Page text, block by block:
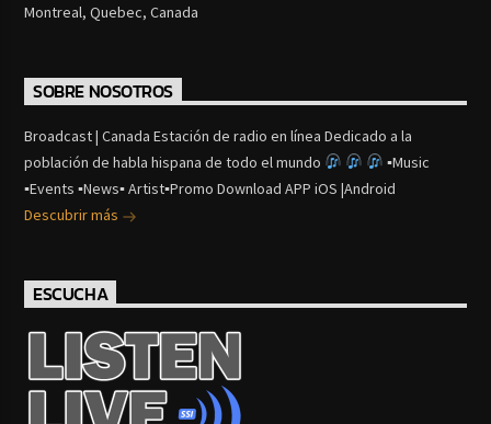
Montreal, Quebec, Canada
SOBRE NOSOTROS
Broadcast | Canada Estación de radio en línea Dedicado a la
población de habla hispana de todo el mundo
▪Music
▪Events ▪News▪ Artist▪Promo Download APP iOS |Android
Descubrir más
ESCUCHA